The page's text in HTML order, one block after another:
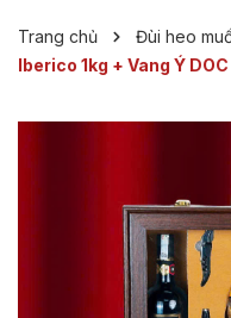
Trang chủ Đùi heo
Iberico 1kg + Vang Ý